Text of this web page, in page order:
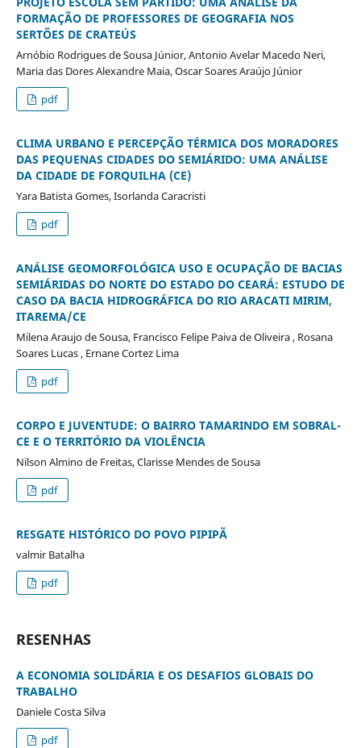
FORMAÇÃO DE PROFESSORES DE GEOGRAFIA NOS
SERTÕES DE CRATEÚS
Arnóbio Rodrigues de Sousa Júnior, Antonio Avelar Macedo Neri,
Maria das Dores Alexandre Maia, Oscar Soares Araújo Júnior
pdf
CLIMA URBANO E PERCEPÇÃO TÉRMICA DOS MORADORES
DAS PEQUENAS CIDADES DO SEMIÁRIDO: UMA ANÁLISE
DA CIDADE DE FORQUILHA (CE)
Yara Batista Gomes, Isorlanda Caracristi
pdf
ANÁLISE GEOMORFOLÓGICA USO E OCUPAÇÃO DE BACIAS
SEMIÁRIDAS DO NORTE DO ESTADO DO CEARÁ: ESTUDO DE
CASO DA BACIA HIDROGRÁFICA DO RIO ARACATI MIRIM,
ITAREMA/CE
Milena Araujo de Sousa, Francisco Felipe Paiva de Oliveira , Rosana
Soares Lucas , Ernane Cortez Lima
pdf
CORPO E JUVENTUDE: O BAIRRO TAMARINDO EM SOBRAL-
CE E O TERRITÓRIO DA VIOLÊNCIA
Nilson Almino de Freitas, Clarisse Mendes de Sousa
pdf
RESGATE HISTÓRICO DO POVO PIPIPÃ
valmir Batalha
pdf
RESENHAS
A ECONOMIA SOLIDÁRIA E OS DESAFIOS GLOBAIS DO
TRABALHO
Daniele Costa Silva
pdf